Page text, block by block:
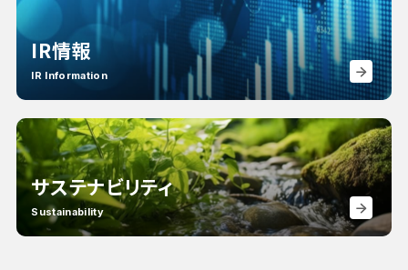
IR情報
IR Information
サステナビリティ
Sustainability